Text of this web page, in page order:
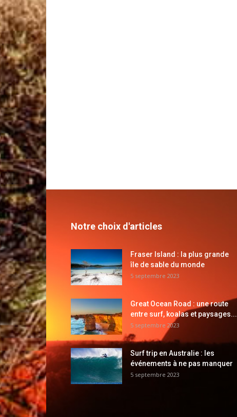
Notre choix d'articles
Fraser Island : la plus grande
île de sable du monde
5 septembre 2023
Great Ocean Road : une route
entre surf, koalas et paysages...
5 septembre 2023
Surf trip en Australie : les
événements à ne pas manquer
5 septembre 2023